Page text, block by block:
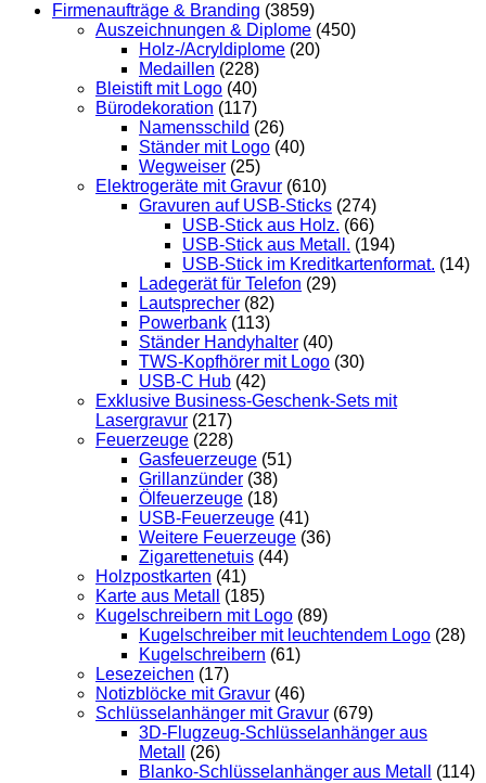
Firmenaufträge & Branding (3859)
Auszeichnungen & Diplome (450)
Holz-/Acryldiplome (20)
Medaillen (228)
Bleistift mit Logo (40)
Bürodekoration (117)
Namensschild (26)
Ständer mit Logo (40)
Wegweiser (25)
Elektrogeräte mit Gravur (610)
Gravuren auf USB-Sticks (274)
USB-Stick aus Holz. (66)
USB-Stick aus Metall. (194)
USB-Stick im Kreditkartenformat. (14)
Ladegerät für Telefon (29)
Lautsprecher (82)
Powerbank (113)
Ständer Handyhalter (40)
TWS-Kopfhörer mit Logo (30)
USB-C Hub (42)
Exklusive Business-Geschenk-Sets mit
Lasergravur (217)
Feuerzeuge (228)
Gasfeuerzeuge (51)
Grillanzünder (38)
Ölfeuerzeuge (18)
USB-Feuerzeuge (41)
Weitere Feuerzeuge (36)
Zigarettenetuis (44)
Holzpostkarten (41)
Karte aus Metall
(185)
Kugelschreibern mit Logo (89)
Kugelschreiber mit leuchtendem Logo (28)
Kugelschreibern (61)
Lesezeichen (17)
Notizblöcke mit Gravur (46)
Schlüsselanhänger mit Gravur (679)
3D-Flugzeug-Schlüsselanhänger aus
Metall
(26)
Blanko-Schlüsselanhänger aus Metall
(114)